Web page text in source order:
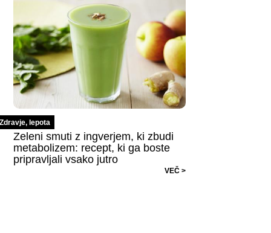
Zdravje, lepota
Zeleni smuti z ingverjem, ki zbudi
metabolizem: recept, ki ga boste
pripravljali vsako jutro
VEČ >